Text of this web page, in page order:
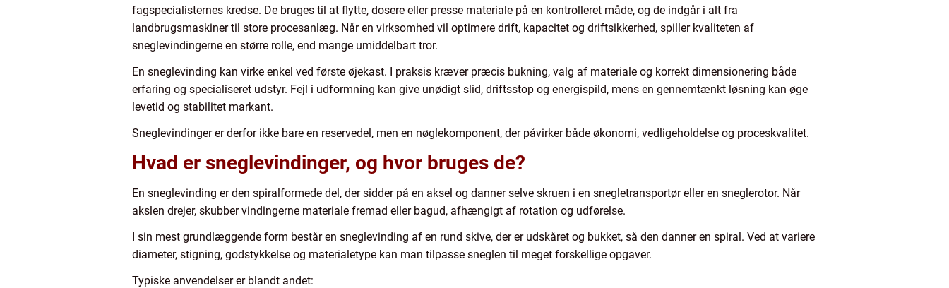
fagspecialisternes kredse. De bruges til at flytte, dosere eller presse materiale på en kontrolleret måde, og de indgår i alt fra
landbrugsmaskiner til store procesanlæg. Når en virksomhed vil optimere drift, kapacitet og driftsikkerhed, spiller kvaliteten af
sneglevindingerne en større rolle, end mange umiddelbart tror.
En sneglevinding kan virke enkel ved første øjekast. I praksis kræver præcis bukning, valg af materiale og korrekt dimensionering både
erfaring og specialiseret udstyr. Fejl i udformning kan give unødigt slid, driftsstop og energispild, mens en gennemtænkt løsning kan øge
levetid og stabilitet markant.
Sneglevindinger er derfor ikke bare en reservedel, men en nøglekomponent, der påvirker både økonomi, vedligeholdelse og proceskvalitet.
Hvad er sneglevindinger, og hvor bruges de?
En sneglevinding er den spiralformede del, der sidder på en aksel og danner selve skruen i en snegletransportør eller en sneglerotor. Når
akslen drejer, skubber vindingerne materiale fremad eller bagud, afhængigt af rotation og udførelse.
I sin mest grundlæggende form består en sneglevinding af en rund skive, der er udskåret og bukket, så den danner en spiral. Ved at variere
diameter, stigning, godstykkelse og materialetype kan man tilpasse sneglen til meget forskellige opgaver.
Typiske anvendelser er blandt andet: